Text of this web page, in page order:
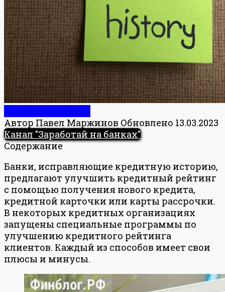
Автор Павел Маржинов Обновлено 13.03.2023
Канал "Заработай на банках"
Содержание
Банки, исправляющие кредитную историю,
предлагают улучшить кредитный рейтинг
с помощью получения нового кредита,
кредитной карточки или карты рассрочки.
В некоторых кредитных организациях
запущены специальные программы по
улучшению кредитного рейтинга
клиентов. Каждый из способов имеет свои
плюсы и минусы.